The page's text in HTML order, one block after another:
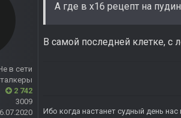
в сети
2 742
3009
А где в х16 рецепт на
В самой последней клетке, с
Ибо когда настанет судный день